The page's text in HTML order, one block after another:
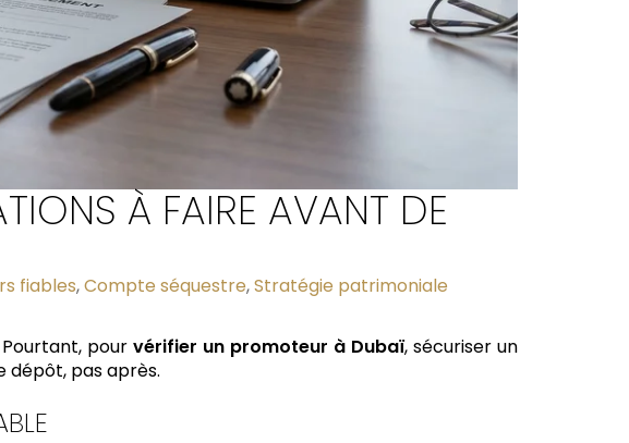
À FAIRE AVANT DE
fiables,Compte séquestre,Stratégie patrimoniale
Pourtant, pourvérifier un promoteur à Dubaï, sécuriser un
dépôt, pas après.